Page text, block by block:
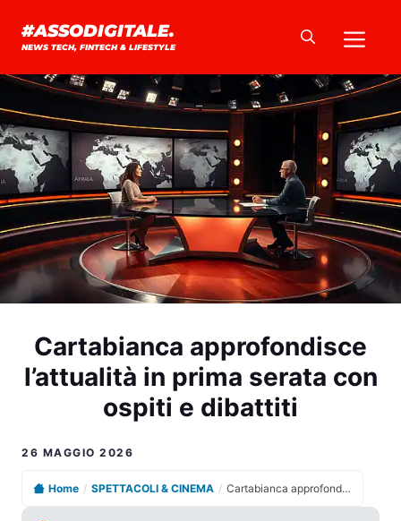
#ASSODIGITALE.
NEWS TECH, FINTECH & LIFESTYLE
Cartabianca approfondisce
l’attualità in prima serata con
ospiti e dibattiti
26 MAGGIO 2026
Home / SPETTACOLI & CINEMA / Cartabianca approfondisce l’attualità in prima serata con ospiti e dibattiti